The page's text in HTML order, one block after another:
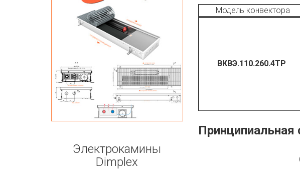
Модель конвектора
ВКВЭ.110.260.4ТР
Электрокамины
Dimplex